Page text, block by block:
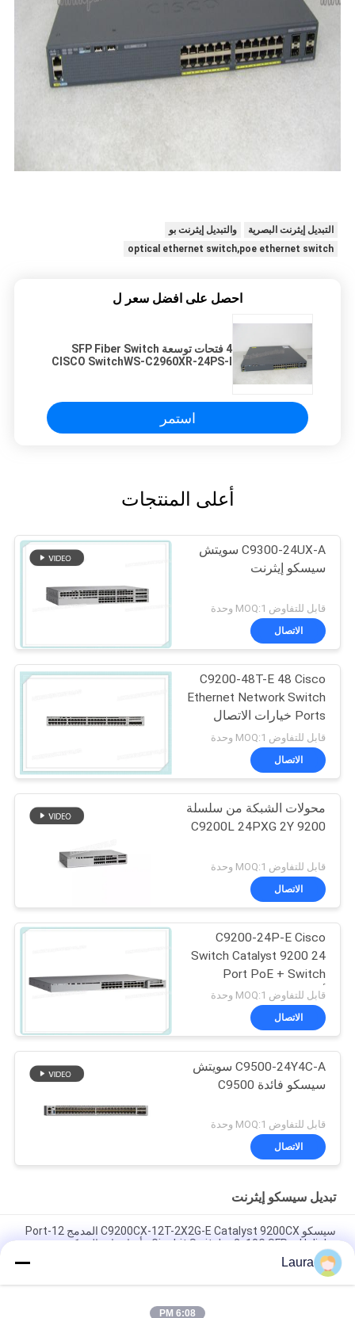
التبديل إيثرنت البصرية
والتبديل إيثرنت بو
optical ethernet switch,poe ethernet switch
احصل على افضل سعر ل
4 فتحات توسعة SFP Fiber Switch
CISCO SwitchWS-C2960XR-24PS-I
استمر
أعلى المنتجات
C9300-24UX-A سويتش
سيسكو إيثرنت
قابل للتفاوض MOQ:1 وحدة
الاتصال
C9200-48T-E 48 Cisco
Ethernet Network Switch
Ports خيارات الاتصال
العلوي الوحدوي للبيانات
قابل للتفاوض MOQ:1 وحدة
الاتصال
محولات الشبكة من سلسلة
C9200L 24PXG 2Y 9200
قابل للتفاوض MOQ:1 وحدة
الاتصال
C9200-24P-E Cisco
Switch Catalyst 9200 24
Port PoE + Switch
أساسيات الشبكة
قابل للتفاوض MOQ:1 وحدة
الاتصال
C9500-24Y4C-A سويتش
سيسكو فائدة C9500
قابل للتفاوض MOQ:1 وحدة
الاتصال
تبديل سيسكو إيثرنت
سيسكو C9200CX-12T-2X2G-E Catalyst 9200CX المدمج 12-Port
Gigabit Switch ، 2x10G SFP + Uplinks ، أساسيات الشبكة
H3C LS-5130S-10P-HPWR-EI-H1 8-Port PoE + Gigabit Switch
مع 2 SFP Uplinks ، ميزانية PoE 125W
Laura
6:08 PM